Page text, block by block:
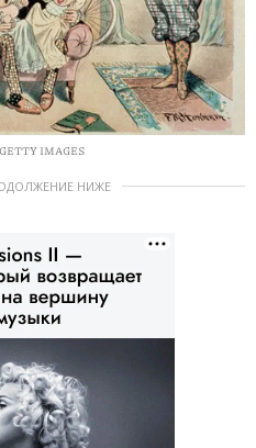
IMAGES
НИЖЕ